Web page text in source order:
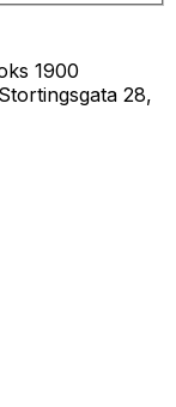
1900
28,